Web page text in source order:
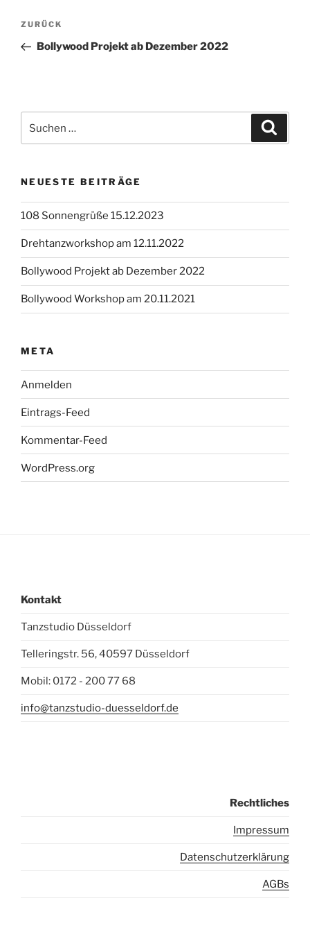
Beitragsnavigation
Vorheriger
Beitrag
ZURÜCK
Bollywood Projekt ab Dezember 2022
nach:
NEUESTE BEITRÄGE
108 Sonnengrüße 15.12.2023
Drehtanzworkshop am 12.11.2022
Bollywood Projekt ab Dezember 2022
Bollywood Workshop am 20.11.2021
META
Anmelden
Eintrags-Feed
Kommentar-Feed
WordPress.org
Kontakt
Tanzstudio Düsseldorf
Telleringstr. 56, 40597 Düsseldorf
Mobil: 0172 - 200 77 68
info@tanzstudio-duesseldorf.de
Rechtliches
Impressum
Datenschutzerklärung
AGBs